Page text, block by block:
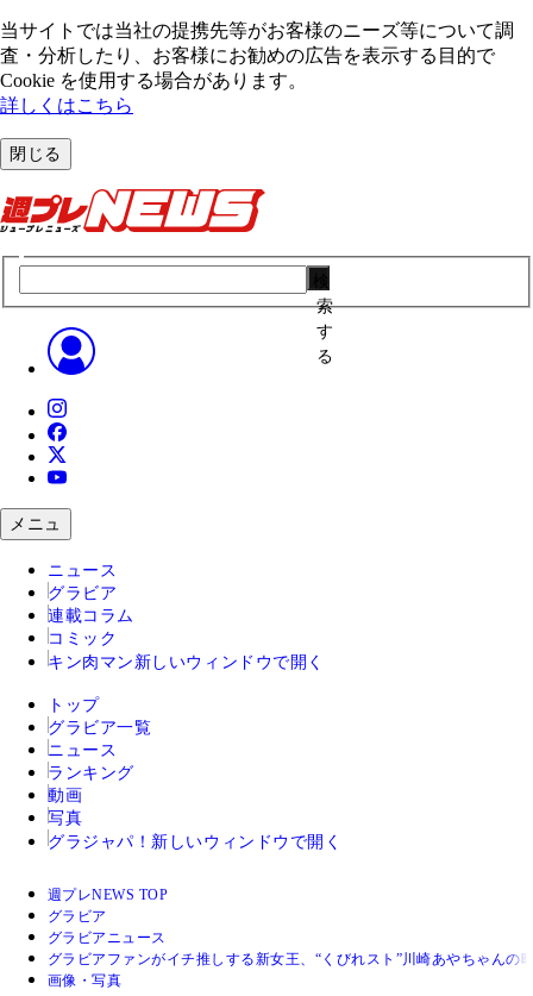
当サイトでは当社の提携先等がお客様のニーズ等について調
査・分析したり、お客様にお勧めの広告を表⽰する⽬的で
Cookie を使⽤する場合があります。
詳しくはこちら
閉じる
索
す
る
メニュ
ニュース
グラビア
連載コラム
コミック
キン肉マン 新しいウィンドウで開く
トップ
グラビア一覧
ニュース
ランキング
動画
写真
グラジャパ！ 新しいウィンドウで開く
週プレNEWS TOP
グラビア
グラビアニュース
グラビアファンがイチ推しする新女王、“くびれスト”川崎あやちゃんの
画像・写真